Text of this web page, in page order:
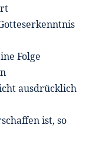
Folge
ausdrücklich
ist, so